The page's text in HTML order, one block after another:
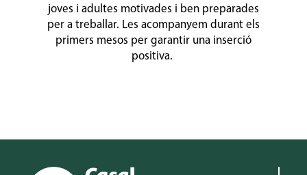
joves i adultes motivades i ben preparades
per a treballar. Les acompanyem durant els
primers mesos per garantir una inserció
positiva.